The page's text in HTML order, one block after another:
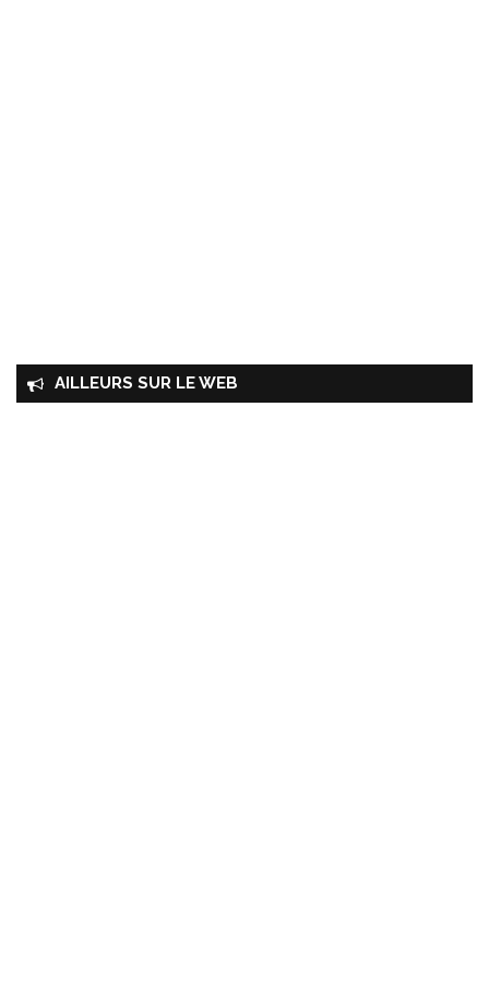
AILLEURS SUR LE WEB